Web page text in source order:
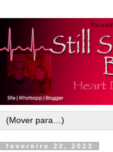
fevereiro 22, 2023